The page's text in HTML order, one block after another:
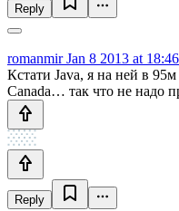
Reply
romanmirJan 8 2013 at 18:46
Кстати Java, я на ней в
Canada… так что не надо
Reply